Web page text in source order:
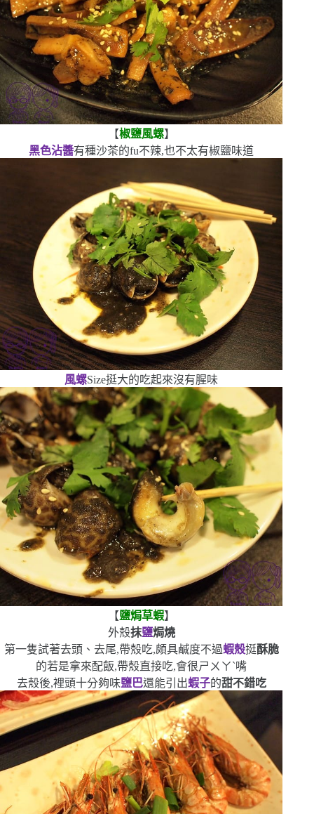
【椒鹽風螺】
黑色沾醬有種沙茶的fu不辣,也不太有椒鹽味道
風螺Size挺大的吃起來沒有腥味
【鹽焗草蝦】
外殼抹鹽焗燒
第一隻試著去頭、去尾,帶殼吃,頗具鹹度不過蝦殼挺酥脆
的若是拿來配飯,帶殼直接吃,會很ㄕㄨㄚˋ嘴
去殼後,裡頭十分夠味鹽巴還能引出蝦子的甜不錯吃